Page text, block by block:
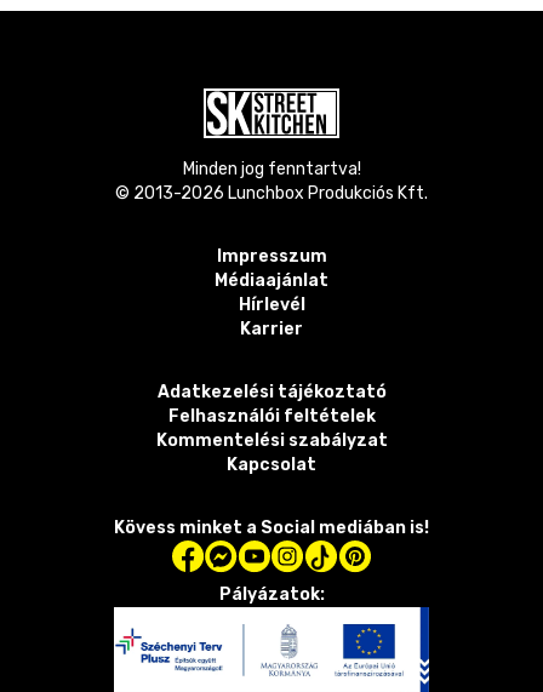
Minden jog fenntartva!
© 2013-2026 Lunchbox Produkciós Kft.
Impresszum
Médiaajánlat
Hírlevél
Karrier
Adatkezelési tájékoztató
Felhasználói feltételek
Kommentelési szabályzat
Kapcsolat
Kövess minket a Social mediában is!
Pályázatok: